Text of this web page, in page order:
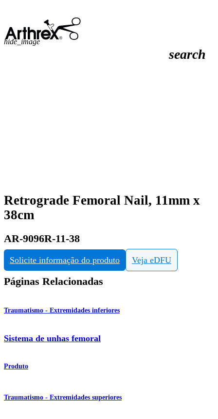
search
hide_image
Retrograde Femoral Nail, 11mm x
38cm
AR-9096R-11-38
Solicite informação do produto Veja eDFU
Páginas Relacionadas
Traumatismo - Extremidades inferiores
Sistema de unhas femoral
Produto
Traumatismo - Extremidades superiores